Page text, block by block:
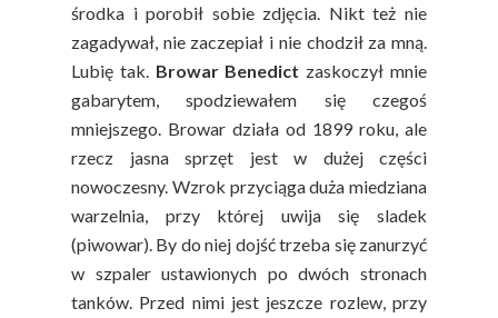
środka i porobił sobie zdjęcia. Nikt też nie
zagadywał, nie zaczepiał i nie chodził za mną.
Lubię tak. Browar Benedict zaskoczył mnie
gabarytem, spodziewałem się czegoś
mniejszego. Browar działa od 1899 roku, ale
rzecz jasna sprzęt jest w dużej części
nowoczesny. Wzrok przyciąga duża miedziana
warzelnia, przy której uwija się sladek
(piwowar). By do niej dojść trzeba się zanurzyć
w szpaler ustawionych po dwóch stronach
tanków. Przed nimi jest jeszcze rozlew, przy